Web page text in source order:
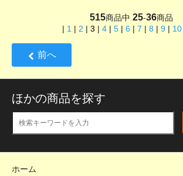
515商品中 25-36商品
| 1 | 2 | 3 | 4 | 5 | 6 | 7 | 8 | 9 | 10
前へ
ほかの商品を探す
ホーム